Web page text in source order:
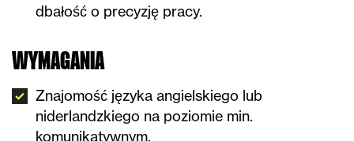
dbałość o precyzję pracy.
WYMAGANIA
Znajomość języka angielskiego lub
niderlandzkiego na poziomie min.
komunikatywnym.